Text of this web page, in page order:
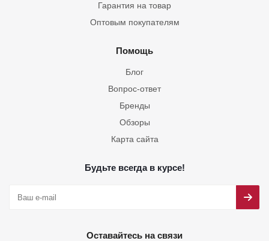
Гарантия на товар
Оптовым покупателям
Помощь
Блог
Вопрос-ответ
Бренды
Обзоры
Карта сайта
Будьте всегда в курсе!
Оставайтесь на связи